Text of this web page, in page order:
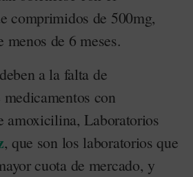
comprimidos de 500mg,
menos de 6 meses.
a la falta de
con
amoxicilina, Laboratorios
, que son los laboratorios que
cuota de mercado, y